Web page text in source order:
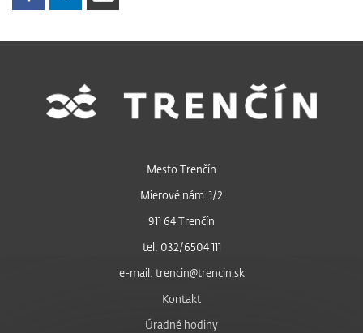
Mesto Trenčín
Mierové nám. 1/2
911 64 Trenčín
tel: 032/6504 111
e-mail: trencin@trencin.sk
Kontakt
Úradné hodiny